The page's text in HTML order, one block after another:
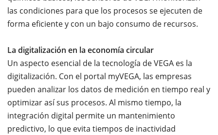
las condiciones para que los procesos se ejecuten de
forma eficiente y con un bajo consumo de recursos.
La digitalización en la economía circular
Un aspecto esencial de la tecnología de VEGA es la
digitalización. Con el portal myVEGA, las empresas
pueden analizar los datos de medición en tiempo real y
optimizar así sus procesos. Al mismo tiempo, la
integración digital permite un mantenimiento
predictivo, lo que evita tiempos de inactividad